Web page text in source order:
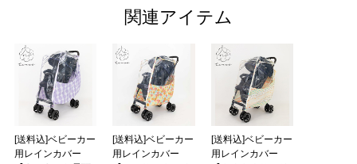
関連アイテム
[送料込]ベビーカー
用レインカバー
[送料込]ベビーカー
用レインカバー
[送料込]ベビーカー
用レインカバー